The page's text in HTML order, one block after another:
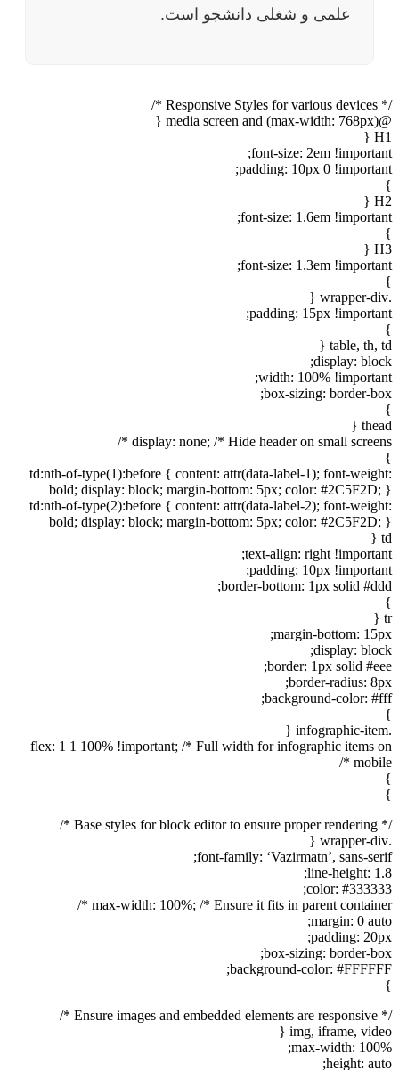
علمی و شغلی دانشجو است.
/* Responsive Styles for various devices */
@media screen and (max-width: 768px) {
H1 {
font-size: 2em !important;
padding: 10px 0 !important;
}
H2 {
font-size: 1.6em !important;
}
H3 {
font-size: 1.3em !important;
}
.wrapper-div {
padding: 15px !important;
}
table, th, td {
display: block;
width: 100% !important;
box-sizing: border-box;
}
thead {
display: none; /* Hide header on small screens */
}
td:nth-of-type(1):before { content: attr(data-label-1); font-weight:
bold; display: block; margin-bottom: 5px; color: #2C5F2D; }
td:nth-of-type(2):before { content: attr(data-label-2); font-weight:
bold; display: block; margin-bottom: 5px; color: #2C5F2D; }
td {
text-align: right !important;
padding: 10px !important;
border-bottom: 1px solid #ddd;
}
tr {
margin-bottom: 15px;
display: block;
border: 1px solid #eee;
border-radius: 8px;
background-color: #fff;
}
.infographic-item {
flex: 1 1 100% !important; /* Full width for infographic items on
mobile */
}
}
/* Base styles for block editor to ensure proper rendering */
.wrapper-div {
font-family: ‘Vazirmatn’, sans-serif;
line-height: 1.8;
color: #333333;
max-width: 100%; /* Ensure it fits in parent container */
margin: 0 auto;
padding: 20px;
box-sizing: border-box;
background-color: #FFFFFF;
}
/* Ensure images and embedded elements are responsive */
img, iframe, video {
max-width: 100%;
height: auto;